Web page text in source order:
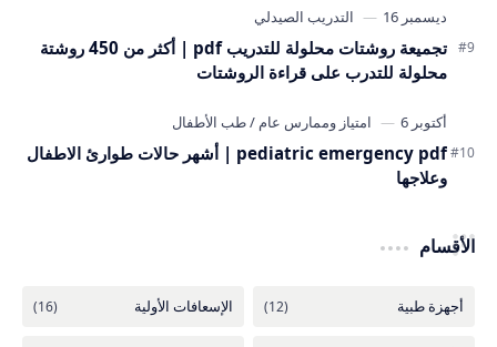
تجميعة روشتات محلولة للتدريب pdf | أكثر من 450 روشتة
محلولة للتدرب على قراءة الروشتات
pediatric emergency pdf | أشهر حالات طوارئ الاطفال
وعلاجها
الأقسام